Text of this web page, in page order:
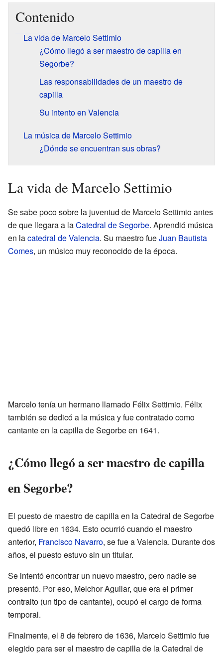
Contenido
La vida de Marcelo Settimio
¿Cómo llegó a ser maestro de capilla en
Segorbe?
Las responsabilidades de un maestro de
capilla
Su intento en Valencia
La música de Marcelo Settimio
¿Dónde se encuentran sus obras?
La vida de Marcelo Settimio
Se sabe poco sobre la juventud de Marcelo Settimio antes
de que llegara a laCatedral de Segorbe. Aprendió música
en lacatedral de Valencia. Su maestro fueJuan Bautista
Comes, un músico muy reconocido de la época.
Marcelo tenía un hermano llamado Félix Settimio. Félix
también se dedicó a la música y fue contratado como
cantante en la capilla de Segorbe en 1641.
¿Cómo llegó a ser maestro de capilla
en Segorbe?
El puesto de maestro de capilla en la Catedral de Segorbe
quedó libre en 1634. Esto ocurrió cuando el maestro
anterior, Francisco Navarro, se fue a Valencia. Durante dos
años, el puesto estuvo sin un titular.
Se intentó encontrar un nuevo maestro, pero nadie se
presentó. Por eso, Melchor Aguilar, que era el primer
contralto (un tipo de cantante), ocupó el cargo de forma
temporal.
Finalmente, el 8 de febrero de 1636, Marcelo Settimio fue
elegido para ser el maestro de capilla de la Catedral de